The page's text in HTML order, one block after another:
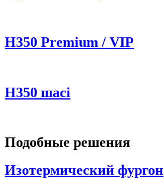
Н350 Premium / VIP
H350 шасі
Подобные решения
Изотермический фургон